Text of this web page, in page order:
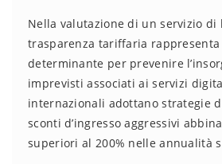
Nella valutazione di un servizio di
trasparenza tariffaria
determinante per prevenire
imprevisti associati ai servizi
internazionali adottano strategie
sconti d’ingresso aggressivi
superiori al 200% nelle annualità